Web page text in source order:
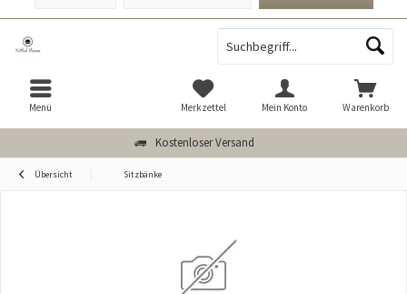
Kostenloser Versand
Menü Warenkorb
Merkzettel Mein Konto
Übersicht Sitzbänke